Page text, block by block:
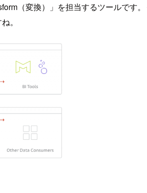
（変換）」を担当するツールです
。